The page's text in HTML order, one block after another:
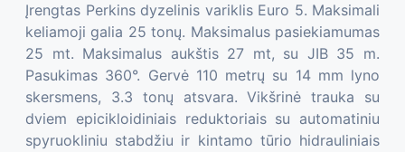
Įrengtas Perkins dyzelinis variklis Euro 5. Maksimali
keliamoji galia 25 tonų. Maksimalus pasiekiamumas
25 mt. Maksimalus aukštis 27 mt, su JIB 35 m.
Pasukimas 360°. Gervė 110 metrų su 14 mm lyno
skersmens, 3.3 tonų atsvara. Vikšrinė trauka su
dviem epicikloidiniais reduktoriais su automatiniu
spyruokliniu stabdžiu ir kintamo tūrio hidrauliniais